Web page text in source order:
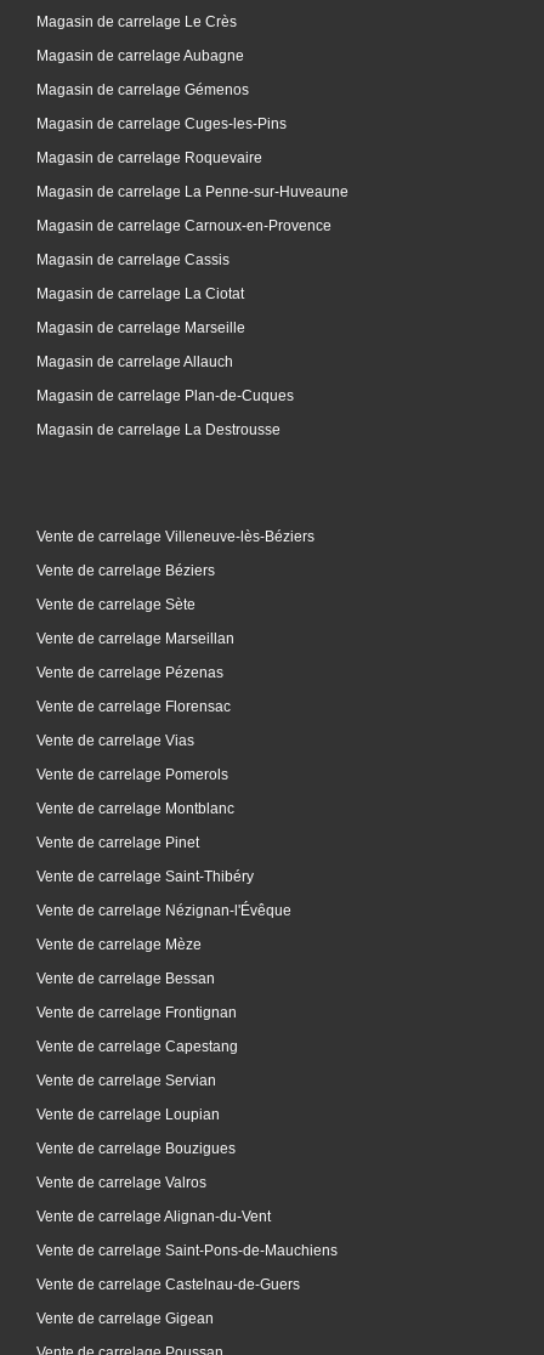
Magasin de carrelage Le Crès
Magasin de carrelage Aubagne
Magasin de carrelage Gémenos
Magasin de carrelage Cuges-les-Pins
Magasin de carrelage Roquevaire
Magasin de carrelage La Penne-sur-Huveaune
Magasin de carrelage Carnoux-en-Provence
Magasin de carrelage Cassis
Magasin de carrelage La Ciotat
Magasin de carrelage Marseille
Magasin de carrelage Allauch
Magasin de carrelage Plan-de-Cuques
Magasin de carrelage La Destrousse
Vente de carrelage Villeneuve-lès-Béziers
Vente de carrelage Béziers
Vente de carrelage Sète
Vente de carrelage Marseillan
Vente de carrelage Pézenas
Vente de carrelage Florensac
Vente de carrelage Vias
Vente de carrelage Pomerols
Vente de carrelage Montblanc
Vente de carrelage Pinet
Vente de carrelage Saint-Thibéry
Vente de carrelage Nézignan-l'Évêque
Vente de carrelage Mèze
Vente de carrelage Bessan
Vente de carrelage Frontignan
Vente de carrelage Capestang
Vente de carrelage Servian
Vente de carrelage Loupian
Vente de carrelage Bouzigues
Vente de carrelage Valros
Vente de carrelage Alignan-du-Vent
Vente de carrelage Saint-Pons-de-Mauchiens
Vente de carrelage Castelnau-de-Guers
Vente de carrelage Gigean